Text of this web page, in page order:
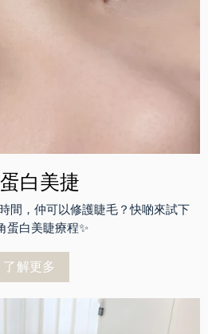
白美捷
間，仲可以修護睫毛？快啲來試下
蛋白美睫療程✨
了解更多